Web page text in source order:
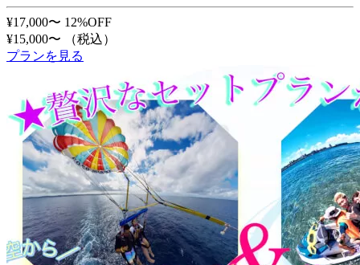
¥17,000〜 12%OFF
¥15,000〜
（税込）
プランを見る